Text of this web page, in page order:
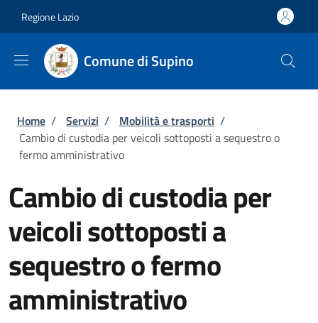
Regione Lazio
Comune di Supino
Briciole di pane
Home / Servizi / Mobilità e trasporti /
Cambio di custodia per veicoli sottoposti a sequestro o
fermo amministrativo
Cambio di custodia per
veicoli sottoposti a
sequestro o fermo
amministrativo